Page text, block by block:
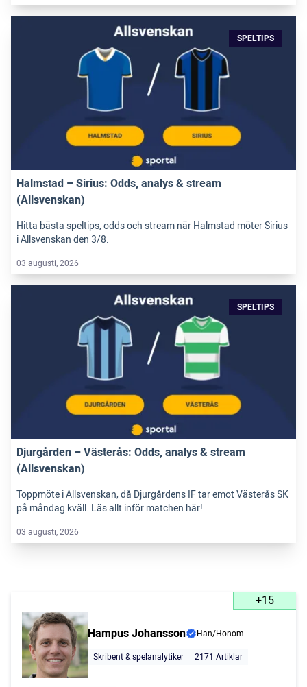
SPELTIPS
Halmstad – Sirius: Odds, analys & stream
(Allsvenskan)
Hitta bästa speltips, odds och stream när Halmstad möter Sirius
i Allsvenskan den 3/8.
03 augusti, 2026
SPELTIPS
Djurgården – Västerås: Odds, analys & stream
(Allsvenskan)
Toppmöte i Allsvenskan, då Djurgårdens IF tar emot Västerås SK
på måndag kväll. Läs allt inför matchen här!
03 augusti, 2026
+15
Hampus Johansson
Han/Honom
Skribent & spelanalytiker
2171 Artiklar